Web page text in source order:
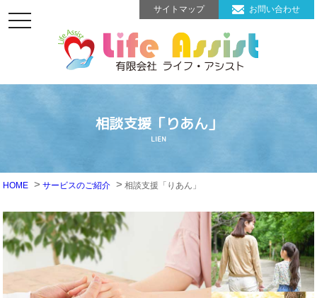
サイトマップ お問い合わせ
toggle
navigation
相談支援「りあん」
LIEN
HOME サービスのご紹介 相談支援「りあん」